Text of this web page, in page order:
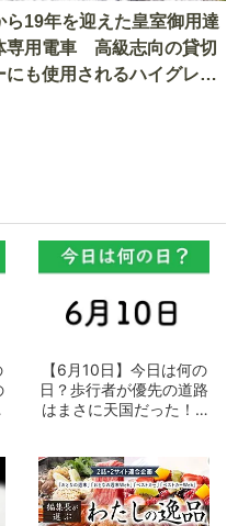
ら19年を迎えた皇室御用達
専用電車 高級志向の貸切
にも使用されるハイグレー
【6月10日】今日は何の
日？歩行者が優先の道路
はまさに天国だった！ -